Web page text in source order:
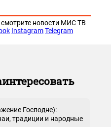
новости МИС ТВ
Instagram Telegram
Господне):
традиции и народные